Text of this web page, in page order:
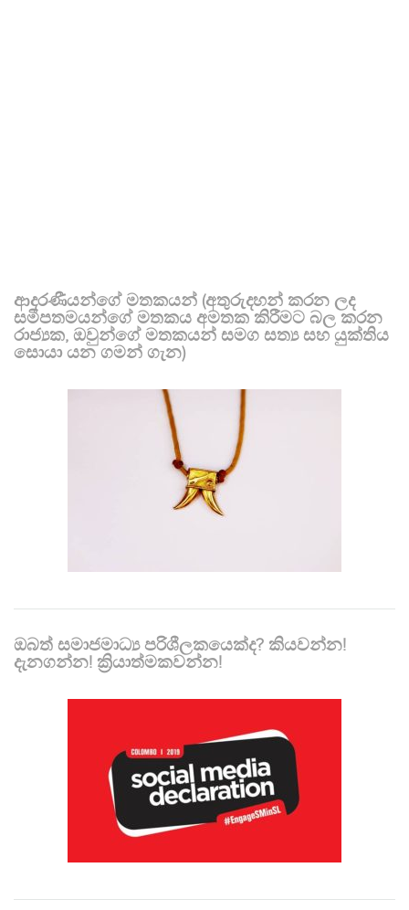
ආදරණීයන්ගේ මතකයන් (අතුරුදහන් කරන ලද
සමීපතමයන්ගේ මතකය අමතක කිරීමට බල කරන
රාජ්‍යක, ඔවුන්ගේ මතකයන් සමග සත්‍ය සහ යුක්තිය
සොයා යන ගමන් ගැන)
ඔබත් සමාජමාධ්‍ය පරිශීලකයෙක්ද? කියවන්න!
දැනගන්න! ක්‍රියාත්මකවන්න!